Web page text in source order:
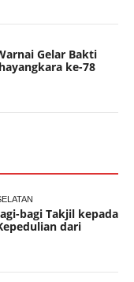
Gelar Bakti
ke-78
bagi Takjil kepada
dari